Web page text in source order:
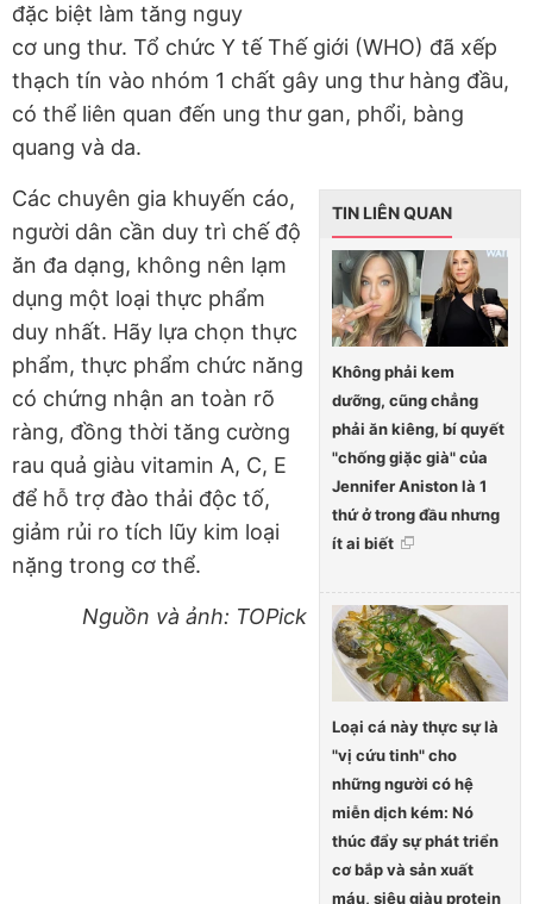
đặc biệt làm tăng nguy
cơ ung thư. Tổ chức Y tế Thế giới (WHO) đã xếp
thạch tín vào nhóm 1 chất gây ung thư hàng đầu,
có thể liên quan đến ung thư gan, phổi, bàng
quang và da.
TIN LIÊN QUAN
Không phải kem
dưỡng, cũng chẳng
phải ăn kiêng, bí quyết
"chống giặc già" của
Jennifer Aniston là 1
thứ ở trong đầu nhưng
ít ai biết
Loại cá này thực sự là
"vị cứu tinh" cho
những người có hệ
miễn dịch kém: Nó
thúc đẩy sự phát triển
cơ bắp và sản xuất
máu, siêu giàu protein
Các chuyên gia khuyến cáo,
người dân cần duy trì chế độ
ăn đa dạng, không nên lạm
dụng một loại thực phẩm
duy nhất. Hãy lựa chọn thực
phẩm, thực phẩm chức năng
có chứng nhận an toàn rõ
ràng, đồng thời tăng cường
rau quả giàu vitamin A, C, E
để hỗ trợ đào thải độc tố,
giảm rủi ro tích lũy kim loại
nặng trong cơ thể.
Nguồn và ảnh: TOPick